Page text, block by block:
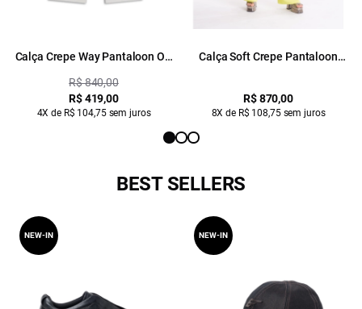
Calça Crepe Way Pantaloon Off
R$ 840,00
R$ 419,00
4X de R$ 104,75 sem juros
Calça Soft Crepe Pantaloon
R$ 870,00
8X de R$ 108,75 sem juros
BEST SELLERS
NEW-IN NEW-IN